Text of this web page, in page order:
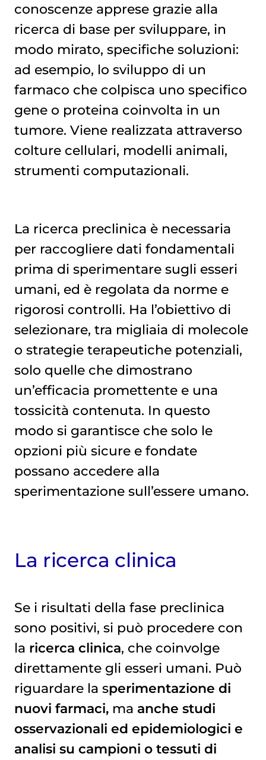
conoscenze apprese grazie alla
ricerca di base per sviluppare, in
modo mirato, specifiche soluzioni:
ad esempio, lo sviluppo di un
farmaco che colpisca uno specifico
gene o proteina coinvolta in un
tumore. Viene realizzata attraverso
colture cellulari, modelli animali,
strumenti computazionali.
La ricerca preclinica è necessaria
per raccogliere dati fondamentali
prima di sperimentare sugli esseri
umani, ed è regolata da norme e
rigorosi controlli. Ha l’obiettivo di
selezionare, tra migliaia di molecole
o strategie terapeutiche potenziali,
solo quelle che dimostrano
un’efficacia promettente e una
tossicità contenuta. In questo
modo si garantisce che solo le
opzioni più sicure e fondate
possano accedere alla
sperimentazione sull’essere umano.
La ricerca clinica
Se i risultati della fase preclinica
sono positivi, si può procedere con
la ricerca clinica, che coinvolge
direttamente gli esseri umani. Può
riguardare la sperimentazione di
nuovi farmaci,ma anche studi
osservazionali ed epidemiologici e
analisi su campioni o tessuti di